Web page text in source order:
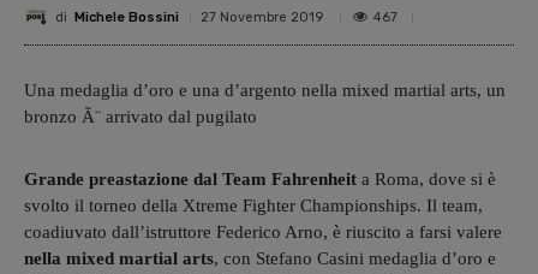
di Michele Bossini 27 Novembre 2019 467
Una medaglia d’oro e una d’argento nella mixed martial arts, un
bronzo Ã¨ arrivato dal pugilato
Grande preastazione dal Team Fahrenheit a Roma, dove si è
svolto il torneo della Xtreme Fighter Championships. Il team,
coadiuvato dall’istruttore Federico Arno, è riuscito a farsi valere
nella mixed martial arts, con Stefano Casini medaglia d’oro e